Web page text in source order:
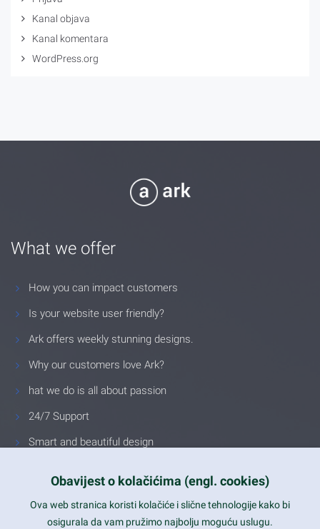
Kanal objava
Kanal komentara
WordPress.org
What we offer
How you can impact customers
Is your website user friendly?
Ark offers weekly stunning designs.
Why our customers love Ark?
hat we do is all about passion
24/7 Support
Smart and beautiful design
Latest trends and much more...
Obavijest o kolačićima (engl. cookies)
Ova web stranica koristi kolačiće i slične tehnologije kako bi
osigurala da vam pružimo najbolju moguću uslugu.